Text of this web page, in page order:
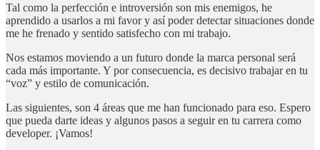
Tal como la perfección e introversión son mis enemigos, he
aprendido a usarlos a mi favor y así poder detectar situaciones donde
me he frenado y sentido satisfecho con mi trabajo.
Nos estamos moviendo a un futuro donde la marca personal será
cada más importante. Y por consecuencia, es decisivo trabajar en tu
“voz” y estilo de comunicación.
Las siguientes, son 4 áreas que me han funcionado para eso. Espero
que pueda darte ideas y algunos pasos a seguir en tu carrera como
developer. ¡Vamos!